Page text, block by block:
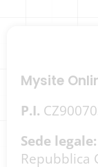
Mysite
P.I.
Sede legale:
Repubblica